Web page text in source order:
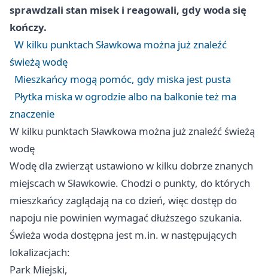
sprawdzali stan misek i reagowali, gdy woda się
kończy.
W kilku punktach Sławkowa można już znaleźć
świeżą wodę
Mieszkańcy mogą pomóc, gdy miska jest pusta
Płytka miska w ogrodzie albo na balkonie też ma
znaczenie
W kilku punktach Sławkowa można już znaleźć świeżą
wodę
Wodę dla zwierząt ustawiono w kilku dobrze znanych
miejscach w Sławkowie. Chodzi o punkty, do których
mieszkańcy zaglądają na co dzień, więc dostęp do
napoju nie powinien wymagać dłuższego szukania.
Świeża woda dostępna jest m.in. w następujących
lokalizacjach:
Park Miejski,